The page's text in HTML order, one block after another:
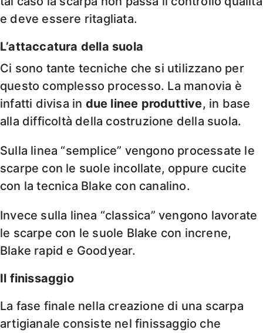
e deve essere ritagliata.
L’attaccatura della suola
Ci sono tante tecniche che si utilizzano per
questo complesso processo. La manovia è
infatti divisa in due linee produttive, in base
alla difficoltà della costruzione della suola.
Sulla linea “semplice” vengono processate le
scarpe con le suole incollate, oppure cucite
con la tecnica Blake con canalino.
Invece sulla linea “classica” vengono lavorate
le scarpe con le suole Blake con increne,
Blake rapid e Goodyear.
Il finissaggio
La fase finale nella creazione di una scarpa
artigianale consiste nel finissaggio che